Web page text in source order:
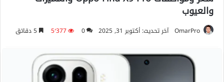
والعيوب
OmarPro آخر تحديث: أكتوبر 31, 2025 0 5٬377